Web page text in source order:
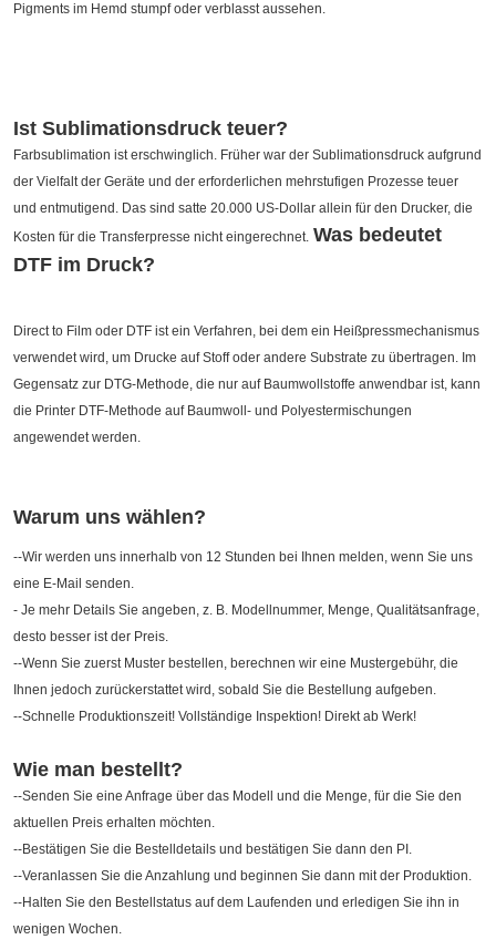
Pigments im Hemd stumpf oder verblasst aussehen.
Ist Sublimationsdruck teuer?
Farbsublimation ist erschwinglich. Früher war der Sublimationsdruck aufgrund
der Vielfalt der Geräte und der erforderlichen mehrstufigen Prozesse teuer
und entmutigend. Das sind satte 20.000 US-Dollar allein für den Drucker, die
Kosten für die Transferpresse nicht eingerechnet. Was bedeutet
DTF im Druck?
Direct to Film oder DTF ist ein Verfahren, bei dem ein Heißpressmechanismus
verwendet wird, um Drucke auf Stoff oder andere Substrate zu übertragen. Im
Gegensatz zur DTG-Methode, die nur auf Baumwollstoffe anwendbar ist, kann
die Printer DTF-Methode auf Baumwoll- und Polyestermischungen
angewendet werden.
Warum uns wählen?
--Wir werden uns innerhalb von 12 Stunden bei Ihnen melden, wenn Sie uns
eine E-Mail senden.
- Je mehr Details Sie angeben, z. B. Modellnummer, Menge, Qualitätsanfrage,
desto besser ist der Preis.
--Wenn Sie zuerst Muster bestellen, berechnen wir eine Mustergebühr, die
Ihnen jedoch zurückerstattet wird, sobald Sie die Bestellung aufgeben.
--Schnelle Produktionszeit! Vollständige Inspektion! Direkt ab Werk!
Wie man bestellt?
--Senden Sie eine Anfrage über das Modell und die Menge, für die Sie den
aktuellen Preis erhalten möchten.
--Bestätigen Sie die Bestelldetails und bestätigen Sie dann den PI.
--Veranlassen Sie die Anzahlung und beginnen Sie dann mit der Produktion.
--Halten Sie den Bestellstatus auf dem Laufenden und erledigen Sie ihn in
wenigen Wochen.